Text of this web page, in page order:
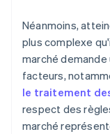
Néanmoins,
plus complexe
marché
facteurs,
le traitement
respect des
marché